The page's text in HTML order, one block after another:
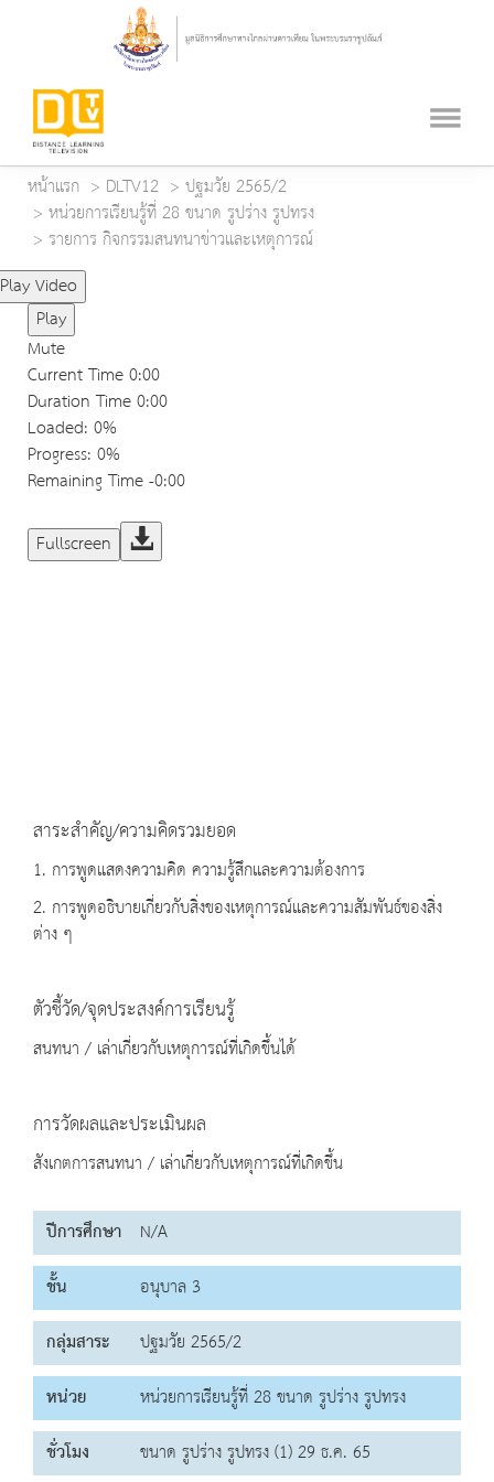
หน้าแรก DLTV12
ปฐมวัย 2565/2
หน่วยการเรียนรู้ที่ 28 ขนาด รูปร่าง รูปทรง
รายการ กิจกรรมสนทนาข่าวและเหตุการณ์
Play Video
Play
Mute
Current Time0:00
Duration Time0:00
Loaded: 0%
Progress: 0%
Remaining Time-0:00
Fullscreen
สาระสำคัญ/ความคิดรวมยอด
1. การพูดแสดงความคิด ความรู้สึกและความต้องการ
2. การพูดอธิบายเกี่ยวกับสิ่งของเหตุการณ์และความสัมพันธ์ของสิ่ง
ต่าง ๆ
ตัวชี้วัด/จุดประสงค์การเรียนรู้
สนทนา / เล่าเกี่ยวกับเหตุการณ์ที่เกิดขึ้นได้
การวัดผลและประเมินผล
สังเกตการสนทนา / เล่าเกี่ยวกับเหตุการณ์ที่เกิดขึ้น
ปีการศึกษา N/A
ชั้น
อนุบาล 3
กลุ่มสาระ
ปฐมวัย 2565/2
หน่วย
หน่วยการเรียนรู้ที่ 28 ขนาด รูปร่าง รูปทรง
ชั่วโมง
ขนาด รูปร่าง รูปทรง (1) 29 ธ.ค. 65